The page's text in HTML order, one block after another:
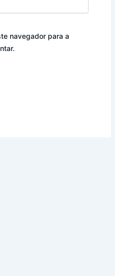
navegador para a